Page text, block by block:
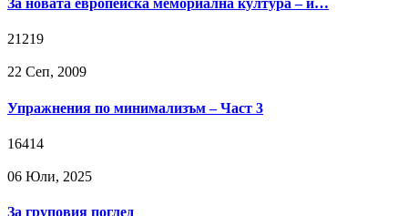
За новата европейска мемориална култура – и…
21219
22 Сeп, 2009
Упражнения по минимализъм – Част 3
16414
06 Юли, 2025
За груповия поглед